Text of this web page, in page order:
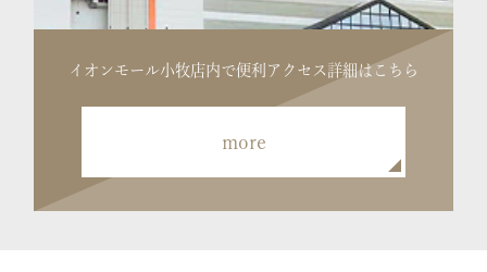
イオンモール小牧店内で便利 アクセス詳細はこちら
more